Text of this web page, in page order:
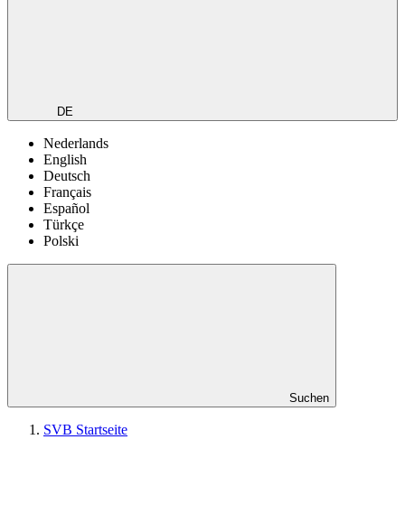
DE
Nederlands
English
Deutsch
Français
Español
Türkçe
Polski
Suchen
SVB Startseite